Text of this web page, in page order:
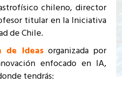
chileno, director
titular en la Iniciativa
de Chile.
de Ideasorganizada por
enfocado en IA,
tendrás: